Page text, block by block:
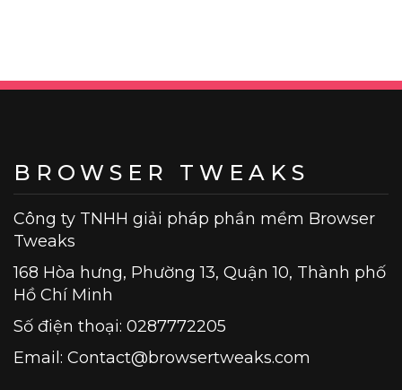
BROWSER TWEAKS
Công ty TNHH giải pháp phần mềm Browser
Tweaks
168 Hòa hưng, Phường 13, Quận 10, Thành phố
Hồ Chí Minh
Số điện thoại: 0287772205
Email: Contact@browsertweaks.com